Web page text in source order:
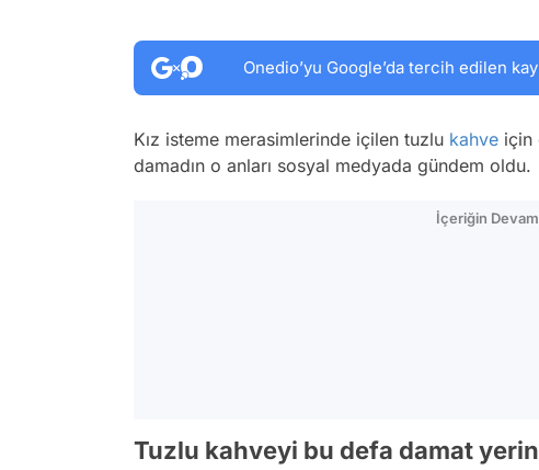
Onedio’yu Google’da tercih edilen
Kız isteme merasimlerinde içilen tuzlu kahve için
damadın o anları sosyal medyada gündem oldu.
İçeriğin
Tuzlu kahveyi bu defa damat